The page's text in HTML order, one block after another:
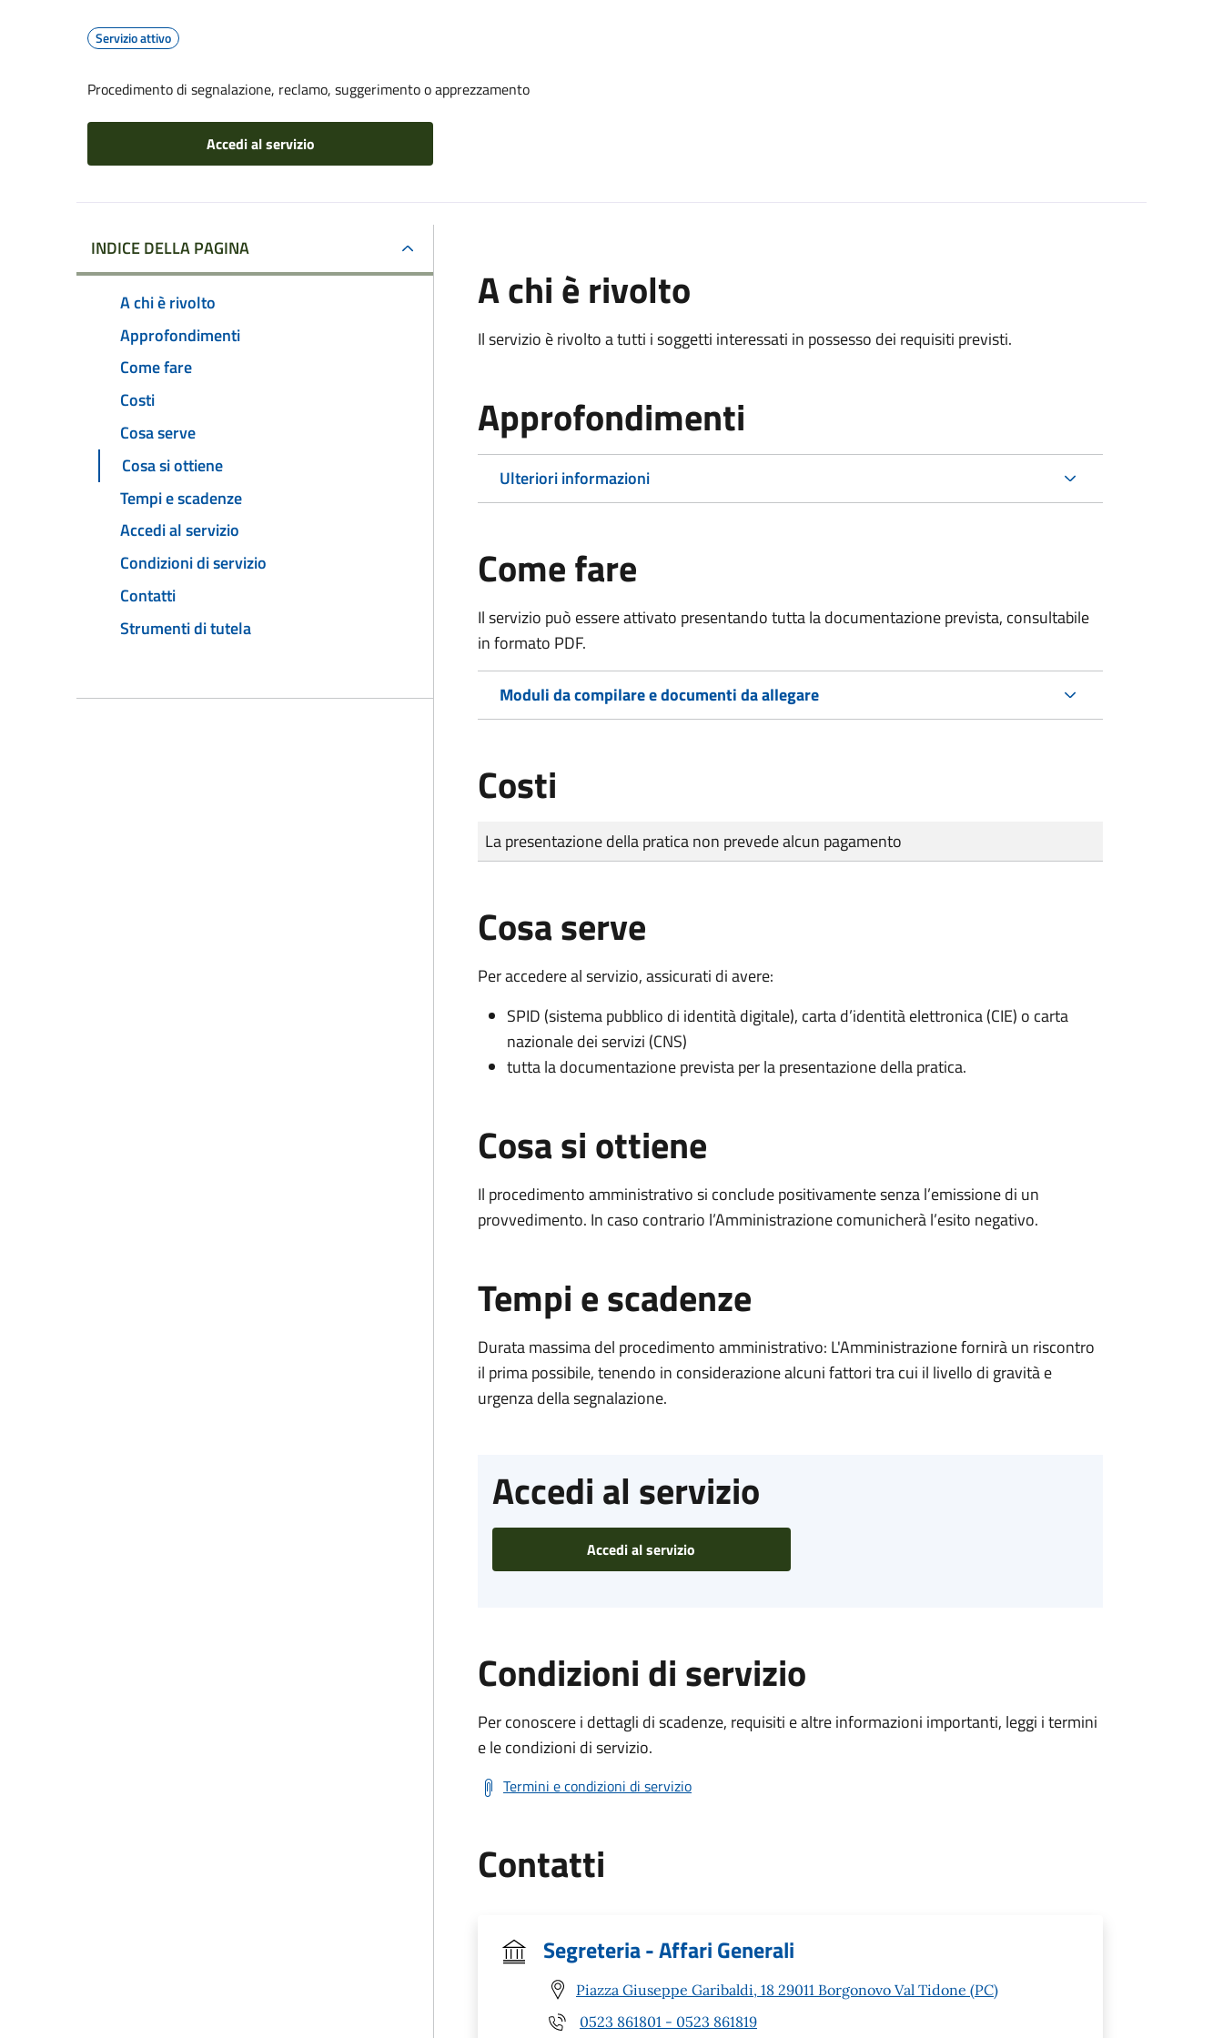
Servizio attivo
Procedimento di segnalazione, reclamo, suggerimento o apprezzamento
Accedi al servizio
INDICE DELLA PAGINA
A chi è rivolto
Approfondimenti
Come fare
Costi
Cosa serve
Cosa si ottiene
Tempi e scadenze
Accedi al servizio
Condizioni di servizio
Contatti
Strumenti di tutela
A chi è rivolto
Il servizio è rivolto a tutti i soggetti interessati in possesso dei requisiti previsti.
Approfondimenti
Ulteriori informazioni
Come fare
Il servizio può essere attivato presentando tutta la documentazione prevista, consultabile
in formato PDF.
Moduli da compilare e documenti da allegare
Costi
Tipo di pagamento
Importo
La presentazione della pratica non prevede alcun pagamento
Cosa serve
Per accedere al servizio, assicurati di avere:
SPID (sistema pubblico di identità digitale), carta d’identità elettronica (CIE) o carta
nazionale dei servizi (CNS)
tutta la documentazione prevista per la presentazione della pratica.
Cosa si ottiene
Il procedimento amministrativo si conclude positivamente senza l’emissione di un
provvedimento. In caso contrario l’Amministrazione comunicherà l’esito negativo.
Tempi e scadenze
Durata massima del procedimento amministrativo: L'Amministrazione fornirà un riscontro
il prima possibile, tenendo in considerazione alcuni fattori tra cui il livello di gravità e
urgenza della segnalazione.
Accedi al servizio
Accedi al servizio
Condizioni di servizio
Per conoscere i dettagli di scadenze, requisiti e altre informazioni importanti, leggi i termini
e le condizioni di servizio.
Termini e condizioni di servizio
Contatti
Segreteria - Affari Generali
Piazza Giuseppe Garibaldi, 18 29011 Borgonovo Val Tidone (PC)
0523 861801 - 0523 861819